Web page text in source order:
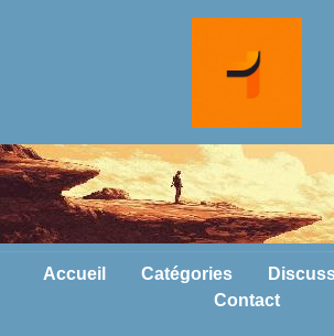
Accueil Catégories
Contact